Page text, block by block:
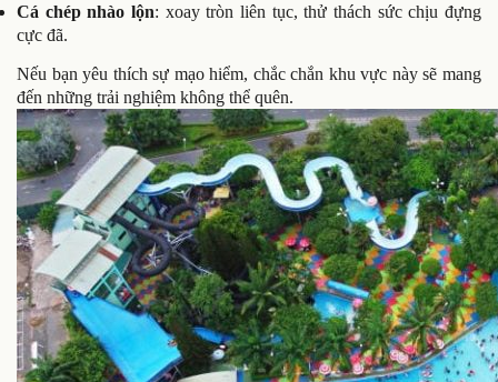
Cá chép nhào lộn: xoay tròn liên tục, thử thách sức chịu đựng
cực đã.
Nếu bạn yêu thích sự mạo hiểm, chắc chắn khu vực này sẽ mang
đến những trải nghiệm không thể quên.